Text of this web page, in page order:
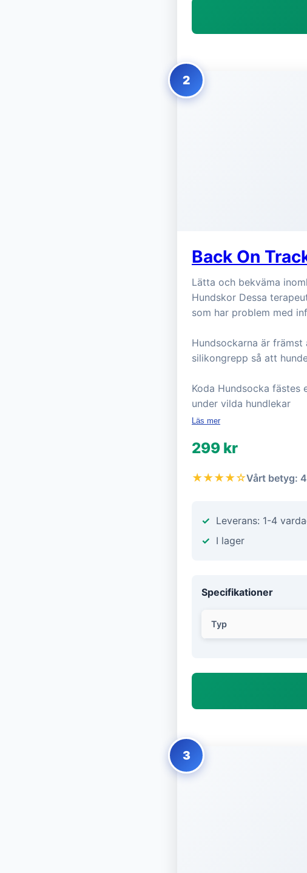
2
Back On
Lätta och bekväma
Hundskor Dessa
som har problem med
Hundsockarna är
silikongrepp så att
Koda Hundsocka
under vilda hundlekar
Läs mer
299 kr
★★★★☆Vårt betyg:
Leverans: 1-4
I lager
Specifikationer
Typ
3